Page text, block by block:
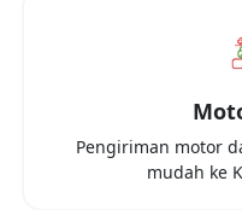
Pengiriman motor
mudah ke